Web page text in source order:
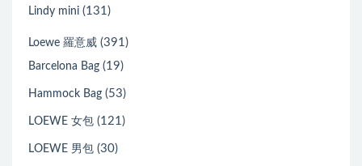
Lindy mini (131)
Loewe 羅意威 (391)
Barcelona Bag (19)
Hammock Bag (53)
LOEWE 女包 (121)
LOEWE 男包 (30)